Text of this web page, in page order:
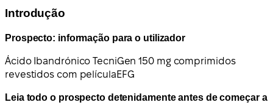
Introdução
Prospecto: informação para o utilizador
Ácido Ibandrónico TecniGen 150 mg comprimidos
revestidos com películaEFG
Leia todo o prospecto detenidamente antes de começar a